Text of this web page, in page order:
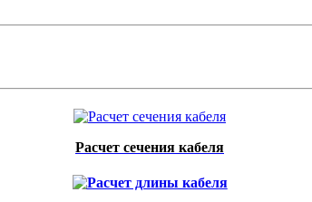
Расчет сечения кабеля